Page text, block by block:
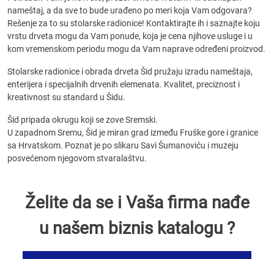
nameštaj, a da sve to bude urađeno po meri koja Vam odgovara?
Rešenje za to su stolarske radionice! Kontaktirajte ih i saznajte koju
vrstu drveta mogu da Vam ponude, koja je cena njihove usluge i u
kom vremenskom periodu mogu da Vam naprave određeni proizvod.
Stolarske radionice i obrada drveta Šid pružaju izradu nameštaja,
enterijera i specijalnih drvenih elemenata. Kvalitet, preciznost i
kreativnost su standard u Šidu.
Šid pripada okrugu koji se zove Sremski.
U zapadnom Sremu, Šid je miran grad između Fruške gore i granice
sa Hrvatskom. Poznat je po slikaru Savi Šumanoviću i muzeju
posvećenom njegovom stvaralaštvu.
Želite da se i Vaša firma nađe
u našem biznis katalogu ?